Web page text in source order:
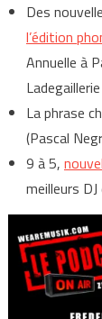
Des
l’édition
Annuelle à
La phrase
(Pascal
9 à 5,
meilleurs